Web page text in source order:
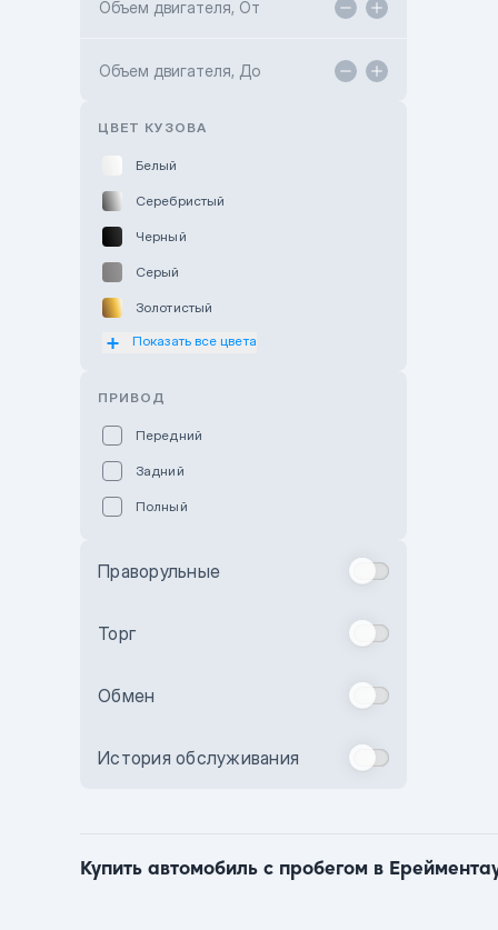
Hyundai ShymCity
Объем двигателя, От
Объем двигателя, До
ЦВЕТ КУЗОВА
Белый
Серебристый
Черный
Серый
Золотистый
Оранжевый
Бежевый
Комбинированный
Серый металлик
Показать все цвета
ПРИВОД
Передний
Задний
Полный
Праворульные
Торг
Обмен
История обслуживания
Купить автомобиль с пробегом в